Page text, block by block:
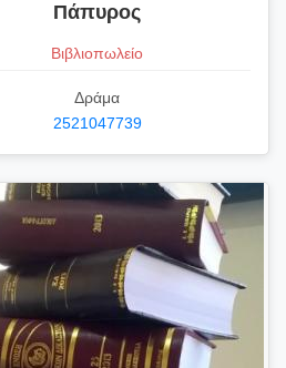
Πάπυρος
Βιβλιοπωλείο
Δράμα
2521047739